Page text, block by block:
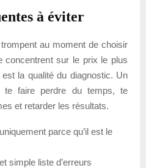
à éviter
au moment de choisir
concentrent sur le prix le plus
la qualité du diagnostic. Un
te faire perdre du temps, te
et retarder les résultats.
parce qu’il est le
simple liste d’erreurs